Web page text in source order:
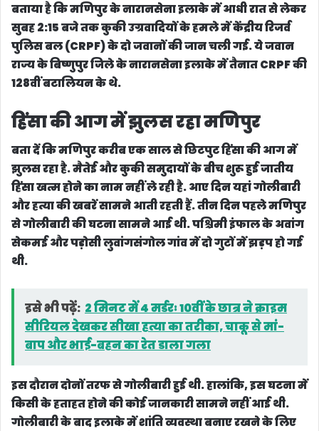
बताया है कि मणिपुर के नारानसेना इलाके में आधी रात से लेकर
सुबह 2:15 बजे तक कुकी उग्रवादियों के हमले में केंद्रीय रिजर्व
पुलिस बल (CRPF) के दो जवानों की जान चली गई. ये जवान
राज्य के बिष्णुपुर जिले के नारानसेना इलाके में तैनात CRPF की
128वीं बटालियन के थे.
हिंसा की आग में झुलस रहा मणिपुर
बता दें कि मणिपुर करीब एक साल से छिटपुट हिंसा की आग में
झुलस रहा है. मैतेई और कुकी समुदायों के बीच शुरू हुई जातीय
हिंसा खत्म होने का नाम नहीं ले रही है. आए दिन यहां गोलीबारी
और हत्या की खबरें सामने आती रहती हैं. तीन दिन पहले मणिपुर
से गोलीबारी की घटना सामने आई थी. पश्चिमी इंफाल के अवांग
सेकमई और पड़ोसी लुवांगसंगोल गांव में दो गुटों में झड़प हो गई
थी.
इसे भी पढ़ें: 2 मिनट में 4 मर्डरः 10वीं के छात्र ने क्राइम
सीरियल देखकर सीखा हत्या का तरीका, चाकू से मां-
बाप और भाई-बहन का रेत डाला गला
इस दौरान दोनों तरफ से गोलीबारी हुई थी. हालांकि, इस घटना में
किसी के हताहत होने की कोई जानकारी सामने नहीं आई थी.
गोलीबारी के बाद इलाके में शांति व्यवस्था बनाए रखने के लिए